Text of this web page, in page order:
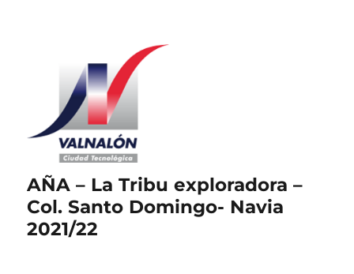
AÑA – La Tribu exploradora –
Col. Santo Domingo- Navia
2021/22